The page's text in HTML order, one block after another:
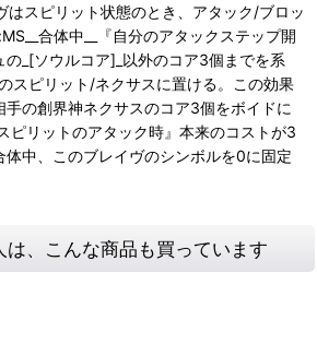
スピリット状態のとき、アタック/ブロッ
合体中__『自分のアタックステップ開
_[ソウルコア]_以外のコア3個までを系
スピリット/ネクサスに置ける。この効果
手の創界神ネクサスのコア3個をボイドに
ピリットのアタック時』本来のコストが3
体中、このブレイヴのシンボルを0に固定
は、こんな商品も買っています